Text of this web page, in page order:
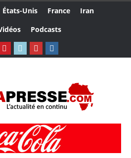
États-Unis France
Iran
Podcasts